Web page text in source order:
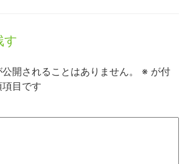
す
開されることはありません。 ※ が付
目です